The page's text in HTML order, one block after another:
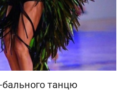
бального танцю